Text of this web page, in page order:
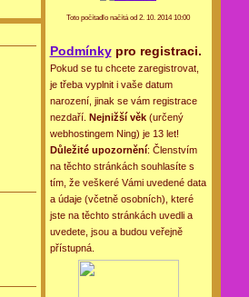
Toto počítadlo načítá od 2. 10. 2014 10:00
Podmínkypro registraci.
Pokud se tu chcete zaregistrovat,
je třeba vyplnit i vaše datum
narození, jinak se vám registrace
nezdaří. Nejnižší věk(určený
webhostingem Ning) je 13 let!
Důležité upozornění: Členstvím
na těchto stránkách souhlasíte s
tím, že veškeré Vámi uvedené data
a údaje (včetně osobních), které
jste na těchto stránkách uvedli a
uvedete, jsou a budou veřejně
přístupná.